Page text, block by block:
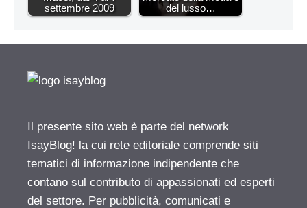
settembre 2009
del lusso…
Il presente sito web è parte del network
IsayBlog! la cui rete editoriale comprende siti
tematici di informazione indipendente che
contano sul contributo di appassionati ed esperti
del settore. Per pubblicità, comunicati e